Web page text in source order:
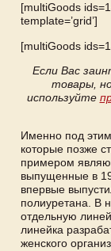
[multiGoods
template=’grid’]
[multiGoods
Если Вас
товары,
используйте
Именно под
которые позже
примером
выпущенные в
впервые
полиуретана. В
отдельную
линейка
женского